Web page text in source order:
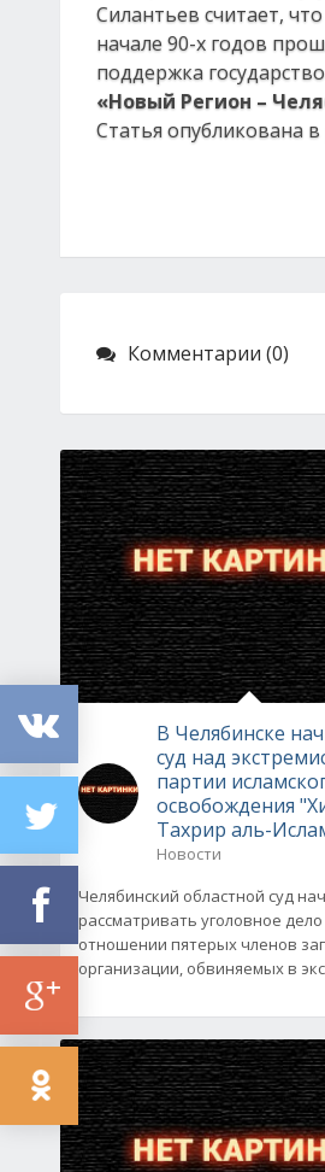
Силантьев считает,
начале 90-х годов
поддержка
«Новый Регион –
Статья опубликована в
Комментарии (0)
В Челябинске
суд над
партии
освобождения
Тахрир аль-
Новости
Челябинский областной суд
рассматривать уголовное дело
отношении пятерых членов
организации, обвиняемых в